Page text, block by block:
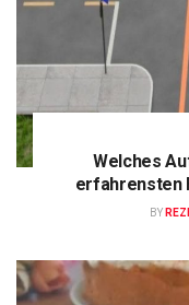
Welches
erfahrensten
BY